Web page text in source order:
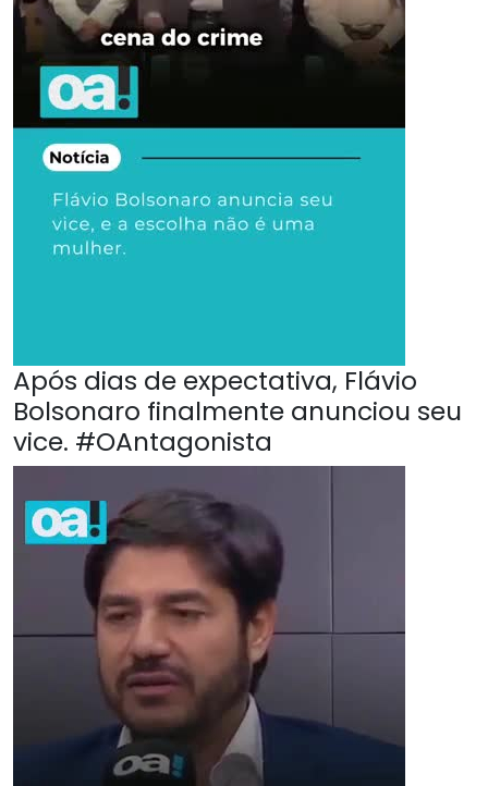
Após dias de expectativa, Flávio
Bolsonaro finalmente anunciou seu
vice. #OAntagonista